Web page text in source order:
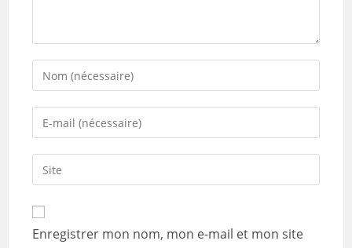
Enter
your
name
comment
Enter
your
email
address
comment
Saisir
l’URL
de
votre
site
Enregistrer mon nom, mon e-mail et mon site